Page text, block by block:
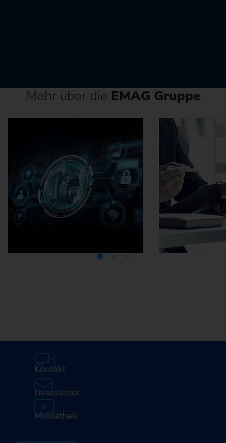
Mehr über die EMAG Gruppe
Kontakt
Newsletter
Mediathek